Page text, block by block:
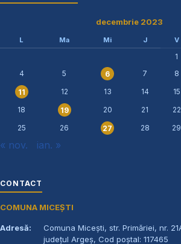
decembrie 2023
L Ma Mi J V
1
4
5 6 7 8
11 12 13 14 15
18
19 20 21 22
25
26 27 28 29
« nov. ian. »
CONTACT
COMUNA MICEȘTI
Adresă:
Comuna Micești, str. Primăriei, nr.
județul Argeș, Cod poștal: 117465